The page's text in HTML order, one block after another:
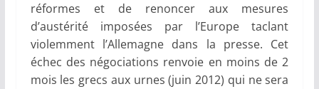
réformes et de renoncer aux mesures
d’austérité imposées par l’Europe taclant
violemment l’Allemagne dans la presse. Cet
échec des négociations renvoie en moins de 2
mois les grecs aux urnes (juin 2012) qui ne sera